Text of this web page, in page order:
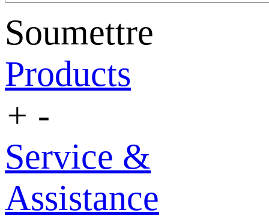
Soumettre
Products
+ -
Service &
Assistance